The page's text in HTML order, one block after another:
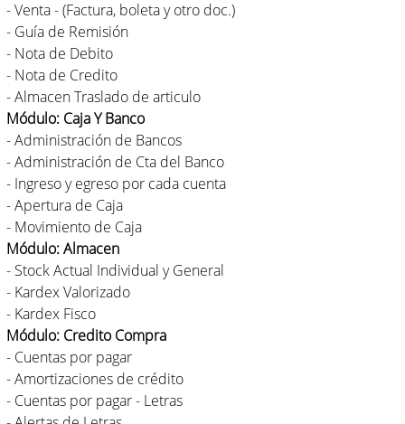
- Venta - (Factura, boleta y otro doc.)
- Guía de Remisión
- Nota de Debito
- Nota de Credito
- Almacen Traslado de articulo
Módulo: Caja Y Banco
- Administración de Bancos
- Administración de Cta del Banco
- Ingreso y egreso por cada cuenta
- Apertura de Caja
- Movimiento de Caja
Módulo: Almacen
- Stock Actual Individual y General
- Kardex Valorizado
- Kardex Fisco
Módulo: Credito Compra
- Cuentas por pagar
- Amortizaciones de crédito
- Cuentas por pagar - Letras